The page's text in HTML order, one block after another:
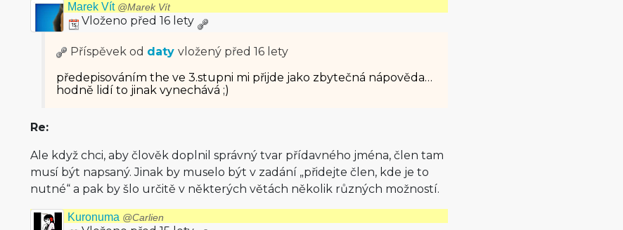
Marek Vít @Marek Vít
Vloženo před 16 lety
Příspěvek od daty vložený před 16 lety
předepisováním the ve 3.stupni mi přijde jako zbytečná nápověda…
hodně lidí to jinak vynechává ;)
Re:
Ale když chci, aby člověk doplnil správný tvar přídavného jména, člen tam
musí být napsaný. Jinak by muselo být v zadání „přidejte člen, kde je to
nutné“ a pak by šlo určitě v některých větách několik různých možností.
Kuronuma @Carlien